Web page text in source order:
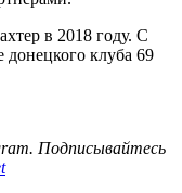
в 2018 году. С
клуба 69
Подписывайтесь